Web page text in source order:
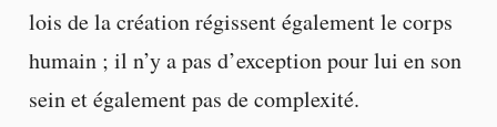
lois de la création régissent également le corps
humain ; il n’y a pas d’exception pour lui en son
sein et également pas de complexité.